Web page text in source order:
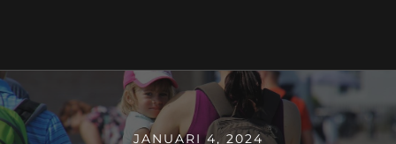
JANUARI 4, 2024